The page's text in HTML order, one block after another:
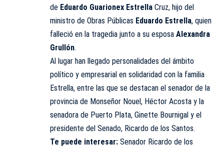
de Eduardo Guarionex Estrella Cruz, hijo del
ministro de Obras Públicas Eduardo Estrella, quien
falleció en la tragedia junto a su esposa Alexandra
Grullón.
Al lugar han llegado personalidades del ámbito
político y empresarial en solidaridad con la familia
Estrella, entre las que se destacan el senador de la
provincia de Monseñor Nouel, Héctor Acosta y la
senadora de Puerto Plata, Ginette Bournigal y el
presidente del Senado, Ricardo de los Santos.
Te puede interesar: Senador Ricardo de los